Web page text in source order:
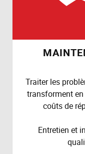
Traiter les
transforment
coûts de
Entretien et